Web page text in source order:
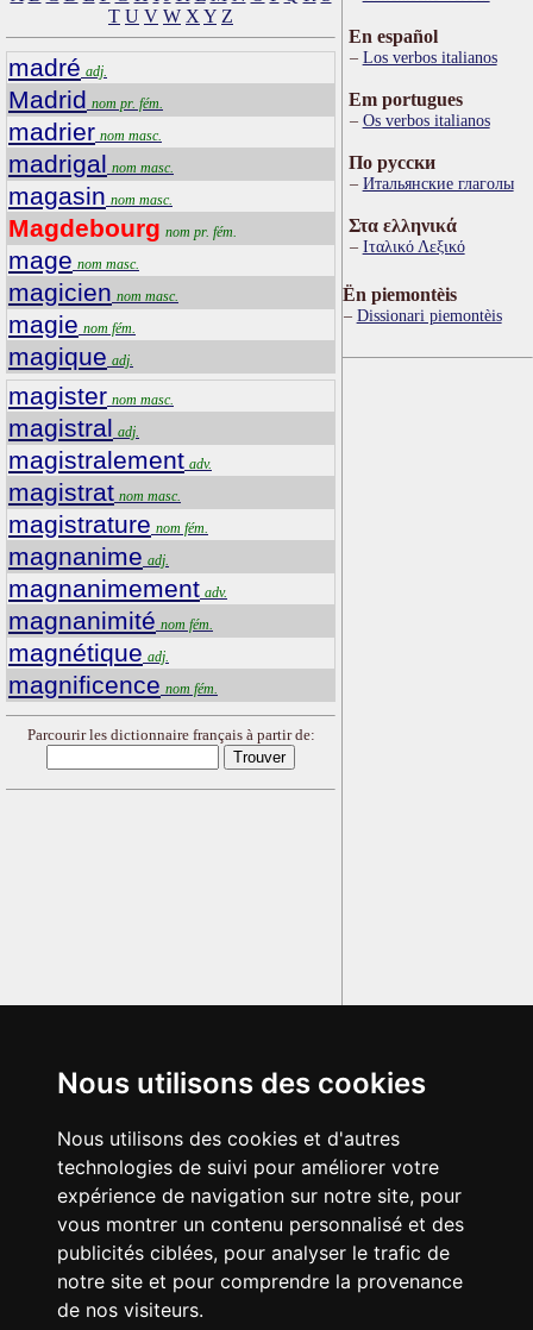
Nous utilisons des cookies
Nous utilisons des cookies et d'autres
technologies de suivi pour améliorer votre
expérience de navigation sur notre site, pour
vous montrer un contenu personnalisé et des
publicités ciblées, pour analyser le trafic de
notre site et pour comprendre la provenance
de nos visiteurs.
T U V W X Y Z
madré adj.
Madrid nom pr. fém.
madrier nom masc.
madrigal nom masc.
magasin nom masc.
Magdebourg nom pr. fém.
mage nom masc.
magicien nom masc.
magie nom fém.
magique adj.
magister nom masc.
magistral adj.
magistralement adv.
magistrat nom masc.
magistrature nom fém.
magnanime adj.
magnanimement adv.
magnanimité nom fém.
magnétique adj.
magnificence nom fém.
Parcourir les dictionnaire français à partir de:
En español
Los verbos italianos
Em portugues
Os verbos italianos
По русски
Итальянские глаголы
Στα ελληνικά
Ιταλικό Λεξικό
Ën piemontèis
Dissionari piemontèis